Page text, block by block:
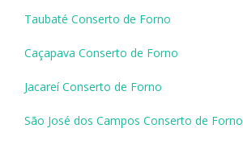
Taubaté Conserto de Forno
Caçapava Conserto de Forno
Jacareí Conserto de Forno
São José dos Campos Conserto de Forno